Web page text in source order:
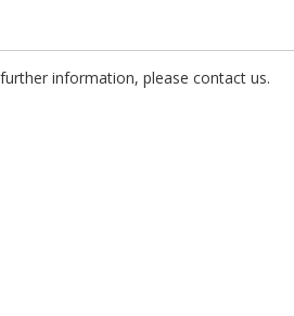
information, please contact us.